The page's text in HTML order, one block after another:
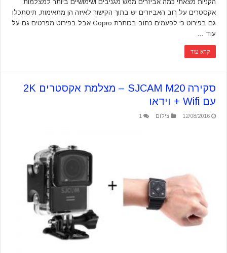
הקניות מצאתי כמה אביזרים ממש מגניבים ושימושיים ביותר למצלמות
אקסטרים על רוב האביזרים יש בתוך הקישור לאיזה הן מתאימות, תיסתכלו
גם בפירוט כי לפעמים כתוב בכותרת Gopro אבל בפירוט מפרטים גם על
עוד …
קרא עוד
סקירה SJCAM M20 – מצלמת אקסטרים 2K
עם Wifi + וידאו
12/08/2016 צילום 1